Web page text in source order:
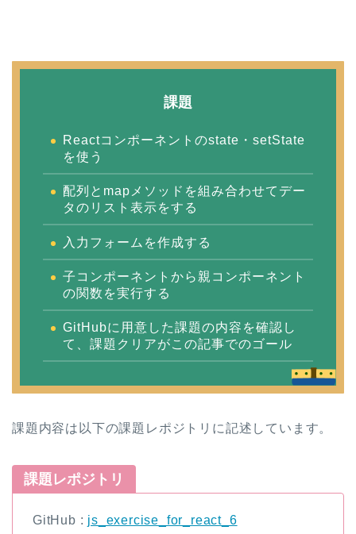
課題
Reactコンポーネントのstate・setState
を使う
配列とmapメソッドを組み合わせてデー
タのリスト表示をする
入力フォームを作成する
子コンポーネントから親コンポーネント
の関数を実行する
GitHubに用意した課題の内容を確認し
て、課題クリアがこの記事でのゴール
課題内容は以下の課題レポジトリに記述しています。
課題レポジトリ
GitHub : js_exercise_for_react_6